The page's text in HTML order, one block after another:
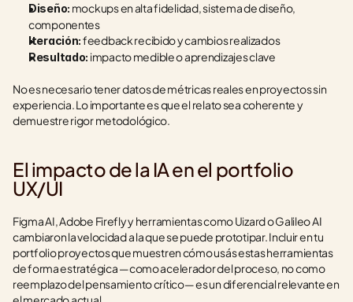
Diseño: mockups en alta fidelidad, sistema de diseño,
componentes
Iteración: feedback recibido y cambios realizados
Resultado: impacto medible o aprendizajes clave
No es necesario tener datos de métricas reales en proyectos sin
experiencia. Lo importante es que el relato sea coherente y
demuestre rigor metodológico.
El impacto de la IA en el portfolio
UX/UI
Figma AI, Adobe Firefly y herramientas como Uizard o Galileo AI
cambiaron la velocidad a la que se puede prototipar. Incluir en tu
portfolio proyectos que muestren cómo usás estas herramientas
de forma estratégica —como acelerador del proceso, no como
reemplazo del pensamiento crítico— es un diferencial relevante en